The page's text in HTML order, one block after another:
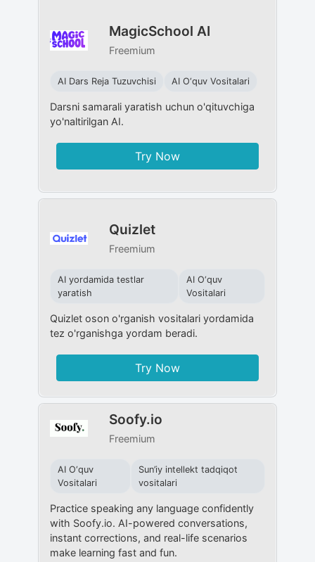
MagicSchool AI
Freemium
AI Dars Reja Tuzuvchisi AI O‘quv Vositalari
Darsni samarali yaratish uchun o'qituvchiga
yo'naltirilgan AI.
Try Now
Quizlet
Freemium
AI yordamida testlar
yaratish
AI O‘quv
Vositalari
Quizlet oson o'rganish vositalari yordamida
tez o'rganishga yordam beradi.
Try Now
Soofy.io
Freemium
AI O‘quv
Vositalari
Sun’iy intellekt tadqiqot
vositalari
Practice speaking any language confidently
with Soofy.io. AI-powered conversations,
instant corrections, and real-life scenarios
make learning fast and fun.